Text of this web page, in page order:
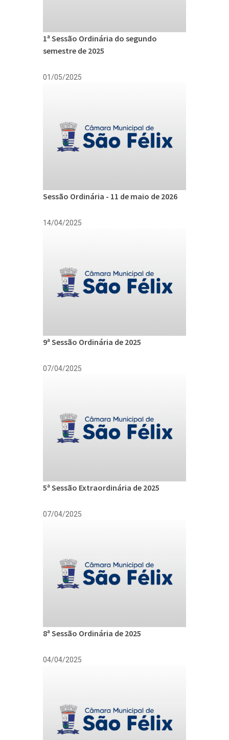
1ª Sessão Ordinária do segundo
semestre de 2025
01/05/2025
Sessão Ordinária - 11 de maio de 2026
14/04/2025
9ª Sessão Ordinária de 2025
07/04/2025
5ª Sessão Extraordinária de 2025
07/04/2025
8ª Sessão Ordinária de 2025
04/04/2025